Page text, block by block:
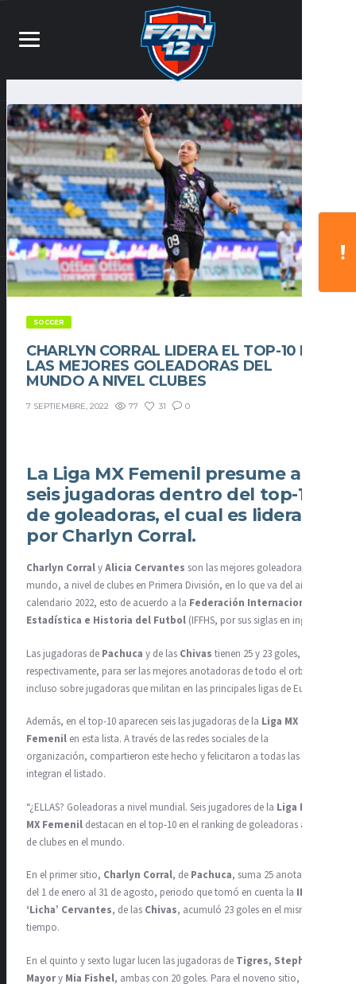
SOCCER
CHARLYN CORRAL LIDERA EL TOP-10 DE
LAS MEJORES GOLEADORAS DEL
MUNDO A NIVEL CLUBES
7 SEPTIEMBRE, 2022 77 31 0
La Liga MX Femenil presume a
seis jugadoras dentro del top-10
de goleadoras, el cual es liderado
por Charlyn Corral.
Charlyn CorralyAlicia Cervantes son las mejores goleadoras del
mundo, a nivel de clubes en Primera División, en lo que va del año
calendario 2022, esto de acuerdo a la Federación Internacional de
Estadística e Historia del Futbol (IFFHS, por sus siglas en inglés).
Las jugadoras de Pachuca y de las Chivas tienen 25 y 23 goles,
respectivamente, para ser las mejores anotadoras de todo el orbe,
incluso sobre jugadoras que militan en las principales ligas de Europa.
Además, en el top-10 aparecen seis las jugadoras de la Liga MX
Femenil en esta lista. A través de las redes sociales de la
organización, compartieron este hecho y felicitaron a todas las que
integran el listado.
“¿ELLAS? Goleadoras a nivel mundial. Seis jugadores de la Liga BBVA
MX Femenil destacan en el top-10 en el ranking de goleadoras a nivel
de clubes en el mundo.
En el primer sitio, Charlyn Corral, de Pachuca, suma 25 anotaciones
del 1 de enero al 31 de agosto, periodo que tomó en cuenta la IFFHS.
‘Licha’ Cervantes, de las Chivas, acumuló 23 goles en el mismo
tiempo.
En el quinto y sexto lugar lucen las jugadoras de Tigres, Stephany
Mayory Mia Fishel, ambas con 20 goles. Para el noveno sitio,